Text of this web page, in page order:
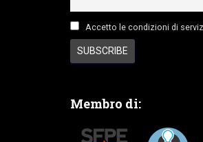
Accetto le condizioni di
Membro di: